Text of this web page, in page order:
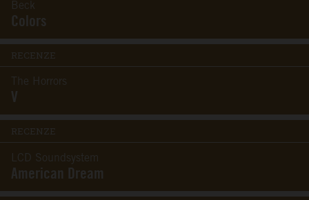
Beck
Colors
RECENZE
The Horrors
V
RECENZE
LCD Soundsystem
American Dream